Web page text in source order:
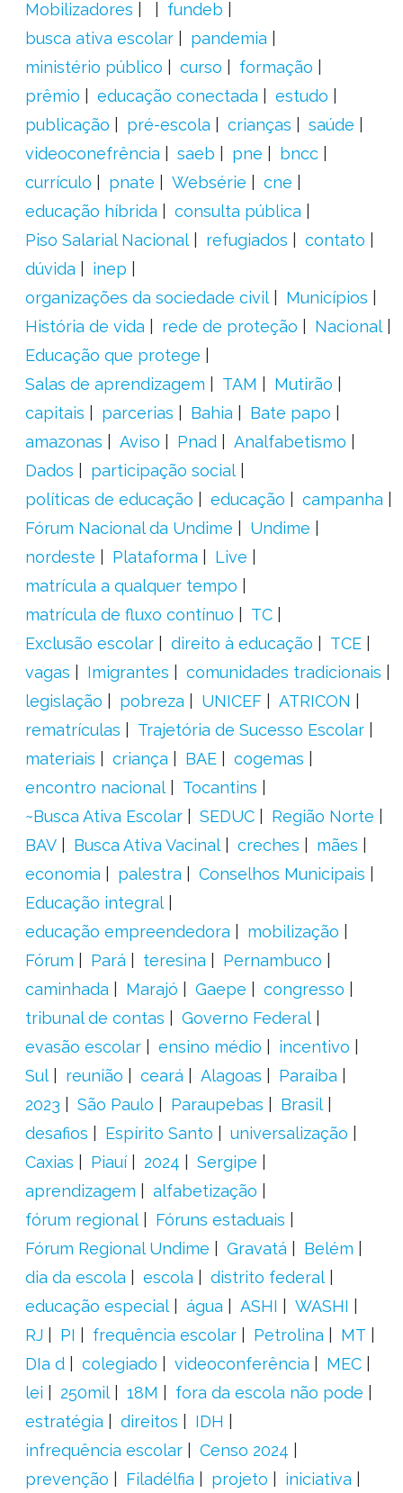
Mobilizadores
fundeb
busca ativa escolar
pandemia
ministério público
curso
formação
prêmio
educação conectada
estudo
publicação
pré-escola crianças
saúde
videoconefrência
saeb pne
bncc
currículo
pnate Websérie
cne
educação híbrida
consulta pública
Piso Salarial Nacional
refugiados
contato
dúvida
inep
organizações da sociedade civil
Municípios
História de vida
rede de proteção
Nacional
Educação que protege
Salas de aprendizagem
TAM
Mutirão
capitais
parcerias Bahia
Bate papo
amazonas
Aviso Pnad
Analfabetismo
Dados
participação social
políticas de educação
educação
campanha
Fórum Nacional da Undime
Undime
nordeste
Plataforma
Live
matrícula a qualquer tempo
matrícula de fluxo contínuo
TC
Exclusão escolar
direito à educação
TCE
vagas
Imigrantes
comunidades tradicionais
legislação
pobreza UNICEF
ATRICON
rematrículas
Trajetória de Sucesso Escolar
materiais
criança BAE
cogemas
encontro nacional
Tocantins
~Busca Ativa Escolar
SEDUC
Região Norte
BAV
Busca Ativa Vacinal creches
mães
economia
palestra
Conselhos Municipais
Educação integral
educação empreendedora
mobilização
Fórum
Pará teresina
Pernambuco
caminhada
Marajó Gaepe
congresso
tribunal de contas
Governo Federal
evasão escolar
ensino médio
incentivo
Sul
reunião ceará Alagoas
Paraíba
2023
São Paulo Paraupebas
Brasil
desafios
Espírito Santo
universalização
Caxias
Piauí 2024
Sergipe
aprendizagem
alfabetização
fórum regional
Fóruns estaduais
Fórum Regional Undime
Gravatá
Belém
dia da escola
escola
distrito federal
educação especial
água ASHI
WASHI
RJ
PI frequência escolar Petrolina
MT
DIa d
colegiado videoconferência
MEC
lei
250mil 18M
fora da escola não pode
estratégia
direitos
IDH
infrequência escolar
Censo 2024
prevenção
Filadélfia projeto
iniciativa